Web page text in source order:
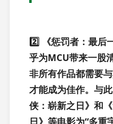
2️⃣ 《惩罚者：最后
乎为MCU带来一股
非所有作品都需要
才能成为佳作。与
侠：崭新之日》和
日》等电影为“多重